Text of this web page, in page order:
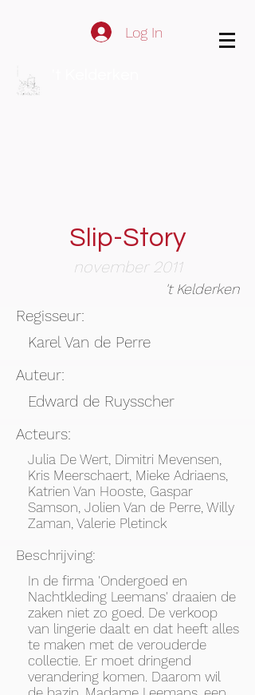
Log In
Slip-Story
november 2011
't Kelderken
Regisseur:
Karel Van de Perre
Auteur:
Edward de Ruysscher
Acteurs:
Julia De Wert, Dimitri Mevensen,
Kris Meerschaert, Mieke Adriaens,
Katrien Van Hooste, Gaspar
Samson, Jolien Van de Perre, Willy
Zaman, Valerie Pletinck
Beschrijving:
In de firma 'Ondergoed en
Nachtkleding Leemans' draaien de
zaken niet zo goed. De verkoop
van lingerie daalt en dat heeft alles
te maken met de verouderde
collectie. Er moet dringend
verandering komen. Daarom wil